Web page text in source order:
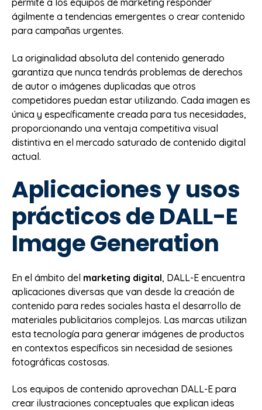
permite a los equipos de marketing responder
ágilmente a tendencias emergentes o crear contenido
para campañas urgentes.
La originalidad absoluta del contenido generado
garantiza que nunca tendrás problemas de derechos
de autor o imágenes duplicadas que otros
competidores puedan estar utilizando. Cada imagen es
única y específicamente creada para tus necesidades,
proporcionando una ventaja competitiva visual
distintiva en el mercado saturado de contenido digital
actual.
Aplicaciones y usos
prácticos de DALL-E
Image Generation
En el ámbito del marketing digital, DALL-E encuentra
aplicaciones diversas que van desde la creación de
contenido para redes sociales hasta el desarrollo de
materiales publicitarios complejos. Las marcas utilizan
esta tecnología para generar imágenes de productos
en contextos específicos sin necesidad de sesiones
fotográficas costosas.
Los equipos de contenido aprovechan DALL-E para
crear ilustraciones conceptuales que explican ideas